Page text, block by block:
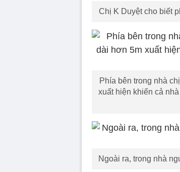
Chị K Duyệt cho biết
Phía bên trong nhà
xuất hiện khiến cả
Ngoài ra, trong nhà